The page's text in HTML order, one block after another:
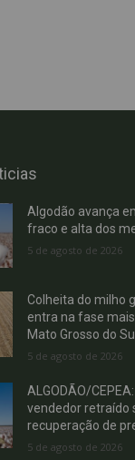
Algodão avança
fraco e alta dos
5 de agosto de 2026
Colheita do milho
entra na fase
Mato Grosso do Sul
5 de agosto de 2026
ALGODÃO/
vendedor retraído
recuperação de
5 de agosto de 2026